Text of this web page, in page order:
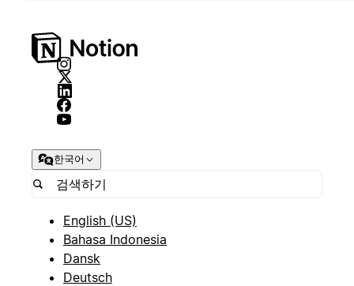
한국어
English (US)
Bahasa Indonesia
Dansk
Deutsch